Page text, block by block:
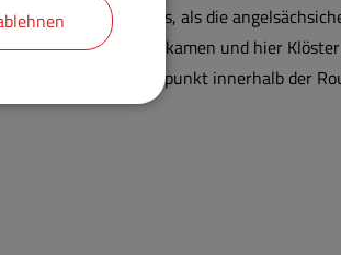
achten Jahrhunderts, als die
in die Region kamen und hier
Kirche, die ein Anlaufpunkt innerhalb der